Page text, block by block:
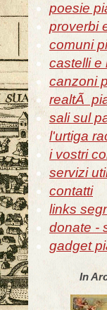
poesie
proverbi
comuni
castelli e
canzoni
realtÃ
sali sul
l'urtiga
i vostri
servizi
contatti
links
donate -
gadget
In